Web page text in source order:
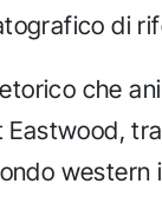
di
che
Eastwood,
western